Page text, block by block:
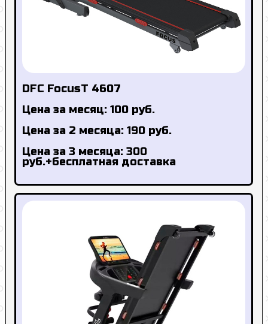
DFC FocusT 4607
Цена за месяц: 100 руб.
Цена за 2 месяца: 190 руб.
Цена за 3 месяца: 300
руб.+бесплатная доставка